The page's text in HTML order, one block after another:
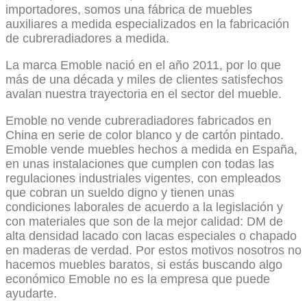
importadores, somos una fábrica de muebles
auxiliares a medida especializados en la fabricación
de cubreradiadores a medida.
La marca Emoble nació en el año 2011, por lo que
más de una década y miles de clientes satisfechos
avalan nuestra trayectoria en el sector del mueble.
Emoble no vende cubreradiadores fabricados en
China en serie de color blanco y de cartón pintado.
Emoble vende muebles hechos a medida en España,
en unas instalaciones que cumplen con todas las
regulaciones industriales vigentes, con empleados
que cobran un sueldo digno y tienen unas
condiciones laborales de acuerdo a la legislación y
con materiales que son de la mejor calidad: DM de
alta densidad lacado con lacas especiales o chapado
en maderas de verdad. Por estos motivos nosotros no
hacemos muebles baratos, si estás buscando algo
económico Emoble no es la empresa que puede
ayudarte.